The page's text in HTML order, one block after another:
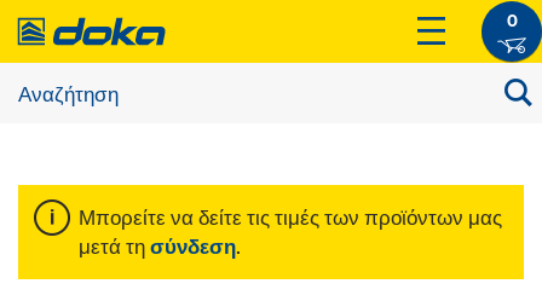
0
Μπορείτε να δείτε τις τιμές των προϊόντων μας
μετά τησύνδεση.